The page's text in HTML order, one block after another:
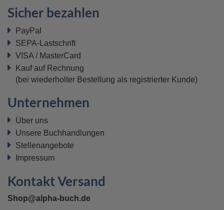
Sicher bezahlen
PayPal
SEPA-Lastschrift
VISA / MasterCard
Kauf auf Rechnung
(bei wiederholter Bestellung als registrierter Kunde)
Unternehmen
Über uns
Unsere Buchhandlungen
Stellenangebote
Impressum
Kontakt Versand
Shop@alpha-buch.de